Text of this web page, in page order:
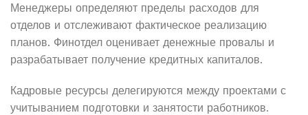
Менеджеры определяют пределы расходов для
отделов и отслеживают фактическое реализацию
планов. Финотдел оценивает денежные провалы и
разрабатывает получение кредитных капиталов.
Кадровые ресурсы делегируются между проектами с
учитыванием подготовки и занятости работников.